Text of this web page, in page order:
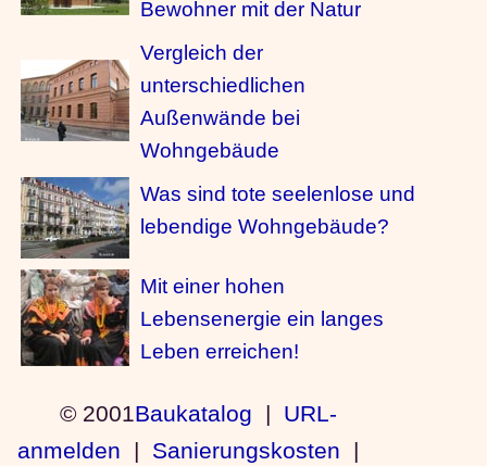
Bewohner mit der Natur
Vergleich der
unterschiedlichen
Außenwände bei
Wohngebäude
Was sind tote seelenlose und
lebendige Wohngebäude?
Mit einer hohen
Lebensenergie ein langes
Leben erreichen!
© 2001Baukatalog | URL-
anmelden | Sanierungskosten |